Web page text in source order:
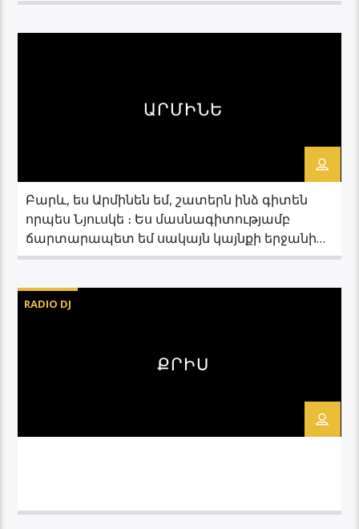
ԱՐՄԻՆԵ
Բարև, ես Արմինեն եմ, շատերն ինձ գիտեն
որպես Նյուսկե ։ Ես մասնագիտությամբ
ճարտարապետ եմ սակայն կայնքի երջանիկ
բերումով հայտնվել եմ ռադիո ասպարեզում։
ծրագրավորողը ինչպես նաև Ալտերնատիվ
երաժշտությանը նվիրված հաղորդաշարի՝ EU
Երաժշտույունն մշտապես եղել է իմ կյանքի
անբաժան ուղեկիցը, դեռ մանկուց զբաղվել
RADIO DJ
ՔՐԻՍ